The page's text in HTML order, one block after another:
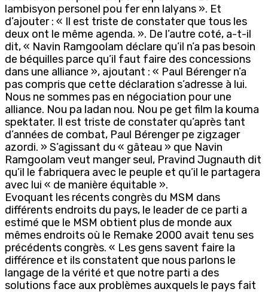
lambisyon personel pou fer enn lalyans ». Et
d’ajouter : « Il est triste de constater que tous les
deux ont le même agenda. ». De l’autre coté, a-t-il
dit, « Navin Ramgoolam déclare qu’il n’a pas besoin
de béquilles parce qu’il faut faire des concessions
dans une alliance », ajoutant : « Paul Bérenger n’a
pas compris que cette déclaration s’adresse à lui.
Nous ne sommes pas en négociation pour une
alliance. Nou pa ladan nou. Nou pe get film la kouma
spektater. Il est triste de constater qu’après tant
d’années de combat, Paul Bérenger pe zigzager
azordi. » S’agissant du « gâteau » que Navin
Ramgoolam veut manger seul, Pravind Jugnauth dit
qu’il le fabriquera avec le peuple et qu’il le partagera
avec lui « de manière équitable ».
Evoquant les récents congrès du MSM dans
différents endroits du pays, le leader de ce parti a
estimé que le MSM obtient plus de monde aux
mêmes endroits où le Remake 2000 avait tenu ses
précédents congrès. « Les gens savent faire la
différence et ils constatent que nous parlons le
langage de la vérité et que notre parti a des
solutions face aux problèmes auxquels le pays fait